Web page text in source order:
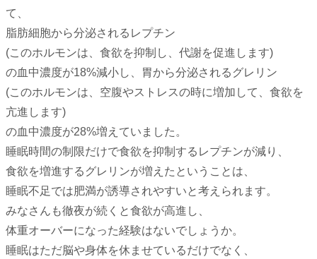
て、
脂肪細胞から分泌されるレプチン
(このホルモンは、食欲を抑制し、代謝を促進します)
の血中濃度が18%減小し、胃から分泌されるグレリン
(このホルモンは、空腹やストレスの時に増加して、食欲を
亢進します)
の血中濃度が28%増えていました。
睡眠時間の制限だけで食欲を抑制するレプチンが減り、
食欲を増進するグレリンが増えたということは、
睡眠不足では肥満が誘導されやすいと考えられます。
みなさんも徹夜が続くと食欲が高進し、
体重オーバーになった経験はないでしょうか。
睡眠はただ脳や身体を休ませているだけでなく、